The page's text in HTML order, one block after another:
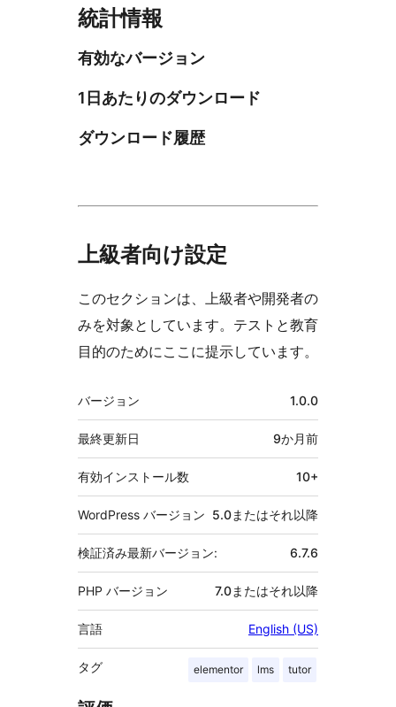
統計情報
有効なバージョン
1日あたりのダウンロード
ダウンロード履歴
上級者向け設定
このセクションは、上級者や開発者の
みを対象としています。テストと教育
目的のためにここに提示しています。
メ
タ
バージョン 1.0.0
最終更新日 9か月前
有効インストール数 10+
WordPress バージョン 5.0またはそれ以降
検証済み最新バージョン: 6.7.6
PHP バージョン 7.0またはそれ以降
言語 English (US)
タグ elementor lms tutor